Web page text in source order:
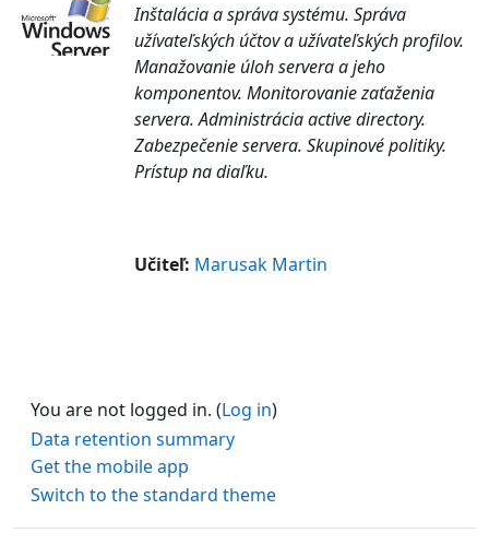
Inštalácia a správa systému. Správa
užívateľských účtov a užívateľských profilov.
Manažovanie úloh servera a jeho
komponentov. Monitorovanie zaťaženia
servera. Administrácia active directory.
Zabezpečenie servera. Skupinové politiky.
Prístup na diaľku.
Učiteľ: Marusak Martin
You are not logged in. (Log in)
Data retention summary
Get the mobile app
Switch to the standard theme